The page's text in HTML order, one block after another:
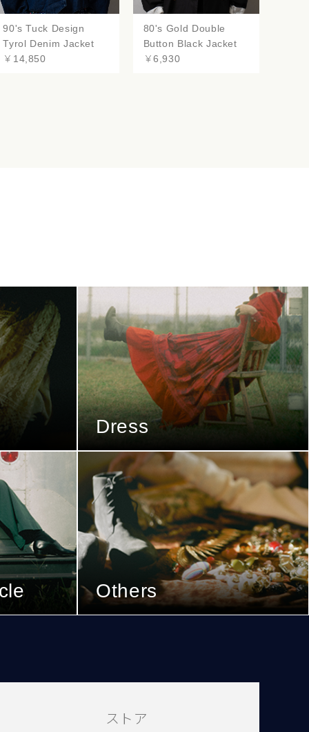
90's Tuck Design
Tyrol Denim Jacket
￥14,850
80's Gold Double
Button Black Jacket
￥6,930
Dress
Others
ストア